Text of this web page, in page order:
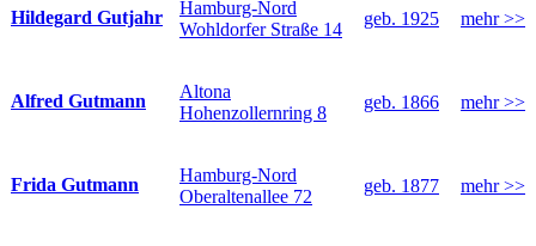
Hildegard Gutjahr
Hamburg-Nord
Wohldorfer Straße 14
geb. 1925 mehr >>
Alfred Gutmann
Altona
Hohenzollernring 8
geb. 1866 mehr >>
Frida Gutmann
Hamburg-Nord
Oberaltenallee 72
geb. 1877 mehr >>